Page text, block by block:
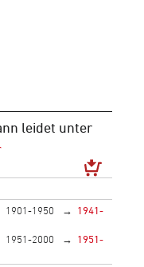
leidet unter
1901-1950
1941-
1951-2000
1951-